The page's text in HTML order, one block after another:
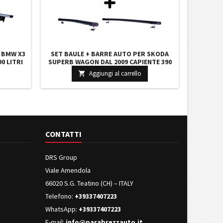
X3
LITRI
SET BAULE + BARRE AUTO PER SKODA
SUPERB WAGON DAL 2009 CAPIENTE 390
LITRI COLORE GRIGIO CON CHIAVE BARRE
122 CM + KIT ATTACCHI
 Aggiungi al carrello
CONTATTI
DRS Group
Viale Amendola
66020 S.G. Teatino (CH) – ITALY
Telefono: +39337407223
WhatsApp: +39337407223